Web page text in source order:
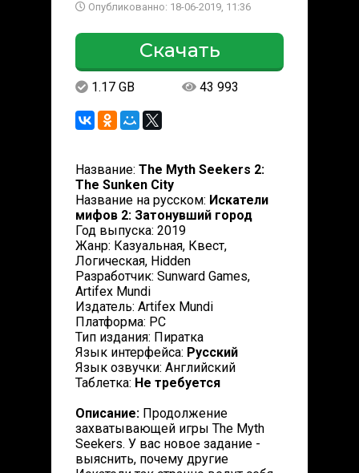
Опубликованно: 18-06-2019, 11:36
Скачать
1.17 GB 43 993
Название: The Myth Seekers 2:
The Sunken City
Название на русском: Искатели
мифов 2: Затонувший город
Год выпуска: 2019
Жанр: Казуальная, Квест,
Логическая, Hidden
Разработчик: Sunward Games,
Artifex Mundi
Издатель: Artifex Mundi
Платформа: PC
Тип издания: Пиратка
Язык интерфейса: Русский
Язык озвучки: Английский
Таблетка: Не требуется
Описание: Продолжение
захватывающей игры The Myth
Seekers. У вас новое задание -
выяснить, почему другие